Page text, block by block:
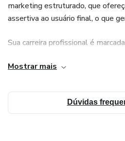
marketing estruturado, que
assertiva ao usuário final, o que
Sua carreira profissional é
grandes empresas e diversas
Gisele Machado é especialista
construção civil, palestrante,
Mostrar mais
Dúvidas